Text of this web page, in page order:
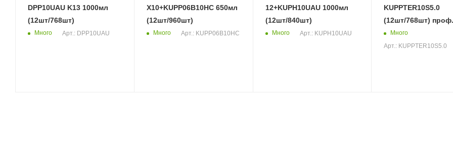
DPP10UAU K13 1000мл
(12шт/768шт)
Много Арт.: DPP10UAU
X10+KUPP06B10HC 650мл
(12шт/960шт)
Много Арт.: KUPP06B10HC
12+KUPH10UAU 1000мл
(12шт/840шт)
Много Арт.: KUPH10UAU
KUPPTER10S5.0
(12шт/768шт)
Много
Арт.: KUPPTER10S5.0